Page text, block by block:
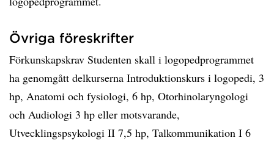
Övriga föreskrifter
Förkunskapskrav Studenten skall i logopedprogrammet
ha genomgått delkurserna Introduktionskurs i logopedi, 3
hp, Anatomi och fysiologi, 6 hp, Otorhinolaryngologi
och Audiologi 3 hp eller motsvarande,
Utvecklingspsykologi II 7,5 hp, Talkommunikation I 6